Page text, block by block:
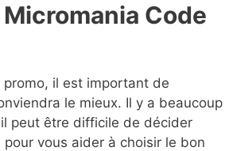
Code
promo, il est important de
le mieux. Il y a beaucoup
peut être difficile de décider
vous aider à choisir le bon